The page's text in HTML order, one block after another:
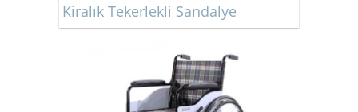
Kiralık Tekerlekli Sandalye